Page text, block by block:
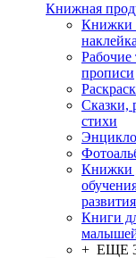
Книжная
Книжки
Рабочие
прописи
Сказки,
стихи
Книжки
развития
Книги
+ ЕЩЕ